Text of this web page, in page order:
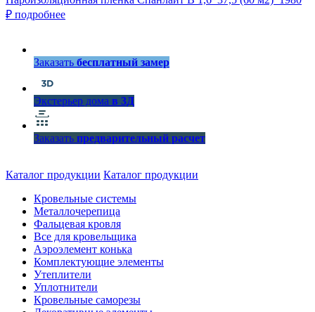
₽ подробнее
Заказать бесплатный замер
Экстерьер дома в 3Д
Заказать предварительный расчет
Каталог продукции Каталог продукции
Кровельные системы
Металлочерепица
Фальцевая кровля
Все для кровельщика
Аэроэлемент конька
Комплектующие элементы
Утеплители
Уплотнители
Кровельные саморезы